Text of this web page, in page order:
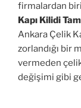
firmalardan
Kapı Kilidi
Ankara Çelik
zorlandığı bir
vermeden
değişimi gibi